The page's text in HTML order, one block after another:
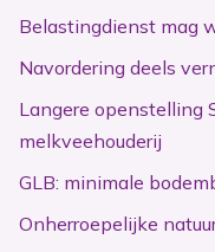
Belastingdienst mag
Navordering deels
Langere openstelling
melkveehouderij
GLB: minimale
Onherroepelijke